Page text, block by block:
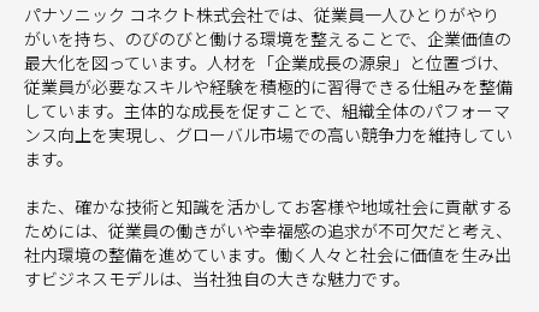
パナソニック コネクト株式会社では、従業員一人ひとりがやり
がいを持ち、のびのびと働ける環境を整えることで、企業価値の
最大化を図っています。人材を「企業成長の源泉」と位置づけ、
従業員が必要なスキルや経験を積極的に習得できる仕組みを整備
しています。主体的な成長を促すことで、組織全体のパフォーマ
ンス向上を実現し、グローバル市場での高い競争力を維持してい
ます。
また、確かな技術と知識を活かしてお客様や地域社会に貢献する
ためには、従業員の働きがいや幸福感の追求が不可欠だと考え、
社内環境の整備を進めています。働く人々と社会に価値を生み出
すビジネスモデルは、当社独自の大きな魅力です。